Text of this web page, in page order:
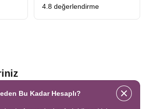
4.8 değerlendirme
Bu Kadar Hesaplı?